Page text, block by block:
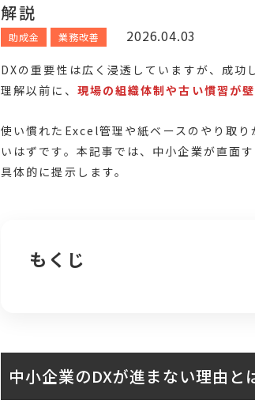
解説
助成金 業務改善 2026.04.03
DXの重要性は広く浸透していますが、成功
理解以前に、 現場の組織体制や古い慣習が壁
使い慣れたExcel管理や紙ベースのやり取
いはずです。本記事では、中小企業が直面
具体的に提示します。
もくじ
中小企業のDXが進まない理由と